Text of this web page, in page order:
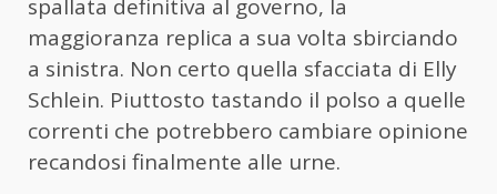
spallata definitiva al governo, la
maggioranza replica a sua volta sbirciando
a sinistra. Non certo quella sfacciata di Elly
Schlein. Piuttosto tastando il polso a quelle
correnti che potrebbero cambiare opinione
recandosi finalmente alle urne.